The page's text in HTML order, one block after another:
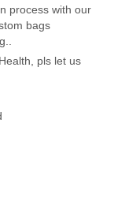
process with our
bags
pls let us